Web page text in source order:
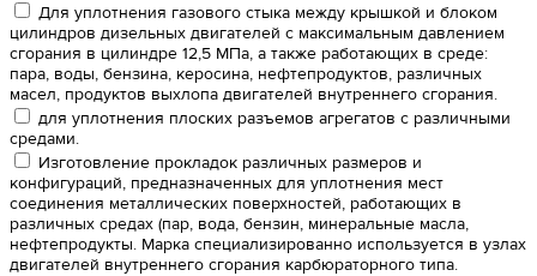
Для уплотнения газового стыка между крышкой и блоком
цилиндров дизельных двигателей с максимальным давлением
сгорания в цилиндре 12,5 МПа, а также работающих в среде:
пара, воды, бензина, керосина, нефтепродуктов, различных
масел, продуктов выхлопа двигателей внутреннего сгорания.
для уплотнения плоских разъемов агрегатов с различными
средами.
Изготовление прокладок различных размеров и
конфигураций, предназначенных для уплотнения мест
соединения металлических поверхностей, работающих в
различных средах (пар, вода, бензин, минеральные масла,
нефтепродукты. Марка специализированно используется в узлах
двигателей внутреннего сгорания карбюраторного типа.